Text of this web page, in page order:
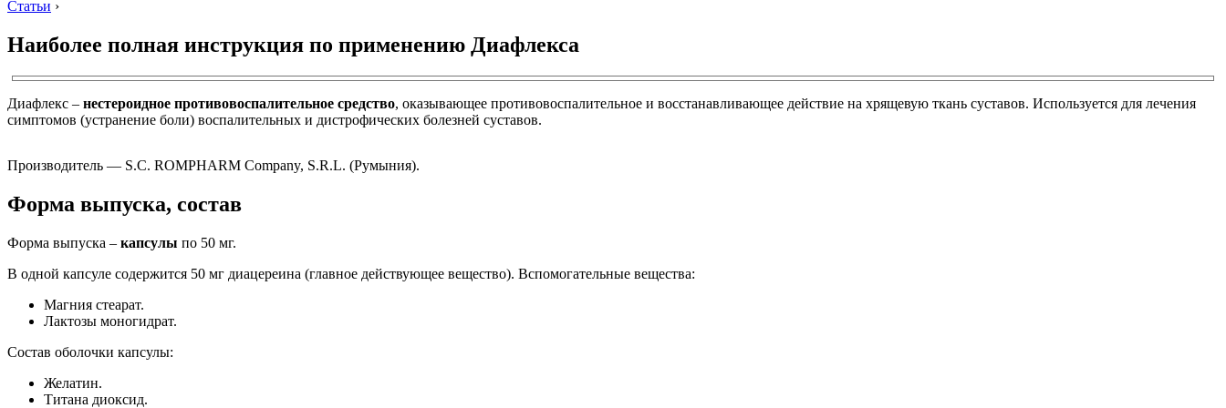
Статьи ›
Наиболее полная инструкция по применению Диафлекса
Диафлекс – нестероидное противовоспалительное средство, оказывающее противовоспалительное и восстанавливающее действие на хрящевую ткань суставов. Используется для лечения
симптомов (устранение боли) воспалительных и дистрофических болезней суставов.
Производитель — S.C. ROMPHARM Company, S.R.L. (Румыния).
Форма выпуска, состав
Форма выпуска – капсулы по 50 мг.
В одной капсуле содержится 50 мг диацереина (главное действующее вещество). Вспомогательные вещества:
Магния стеарат.
Лактозы моногидрат.
Состав оболочки капсулы:
Желатин.
Титана диоксид.